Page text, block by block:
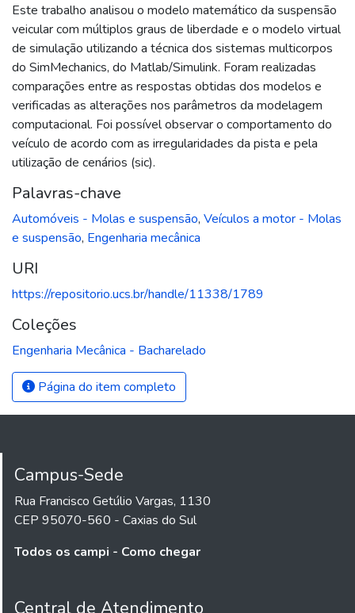
Este trabalho analisou o modelo matemático da suspensão
veicular com múltiplos graus de liberdade e o modelo virtual
de simulação utilizando a técnica dos sistemas multicorpos
do SimMechanics, do Matlab/Simulink. Foram realizadas
comparações entre as respostas obtidas dos modelos e
verificadas as alterações nos parâmetros da modelagem
computacional. Foi possível observar o comportamento do
veículo de acordo com as irregularidades da pista e pela
utilização de cenários (sic).
Palavras-chave
Automóveis - Molas e suspensão, Veículos a motor - Molas
e suspensão, Engenharia mecânica
URI
https://repositorio.ucs.br/handle/11338/1789
Coleções
Engenharia Mecânica - Bacharelado
Página do item completo
Campus-Sede
Rua Francisco Getúlio Vargas, 1130
CEP 95070-560 - Caxias do Sul
Todos os campi - Como chegar
Central de Atendimento